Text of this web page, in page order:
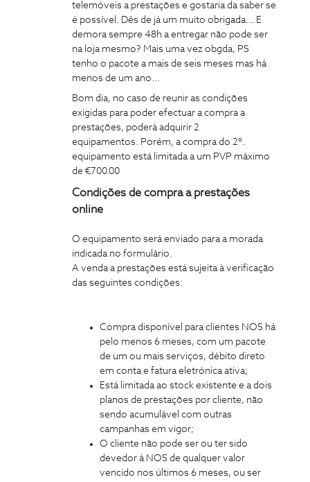
telemóveis a prestações e gostaria da saber se
é possível. Dês de já um muito obrigada... E
demora sempre 48h a entregar não pode ser
na loja mesmo? Mais uma vez obgda, PS
tenho o pacote a mais de seis meses mas há
menos de um ano...
Bom dia, no caso de reunir as condições
exigidas para poder efectuar a compra a
prestações, poderá adquirir 2
equipamentos. Porém, a compra do 2º.
equipamento está limitada a um PVP máximo
de €700.00
Condições de compra a prestações
online
O equipamento será enviado para a morada
indicada no formulário.
A venda a prestações está sujeita à verificação
das seguintes condições:
Compra disponível para clientes NOS há
pelo menos 6 meses, com um pacote
de um ou mais serviços, débito direto
em conta e fatura eletrónica ativa;
Está limitada ao stock existente e a dois
planos de prestações por cliente, não
sendo acumulável com outras
campanhas em vigor;
O cliente não pode ser ou ter sido
devedor à NOS de qualquer valor
vencido nos últimos 6 meses, ou ser